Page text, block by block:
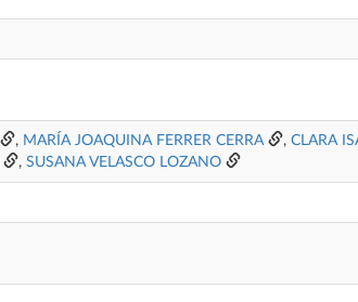
, MARÍA JOAQUINA FERRER CERRA , CLARA
, SUSANA VELASCO LOZANO